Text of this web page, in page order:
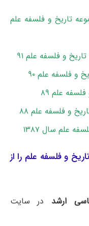
تاریخ و فلسفه علم
و فلسفه علم ۹۱
و فلسفه علم ۹۰
علم ۸۹
و فلسفه علم ۸۸
علم سال ۱۳۸۷
و فلسفه علم را از
ارشد در سایت